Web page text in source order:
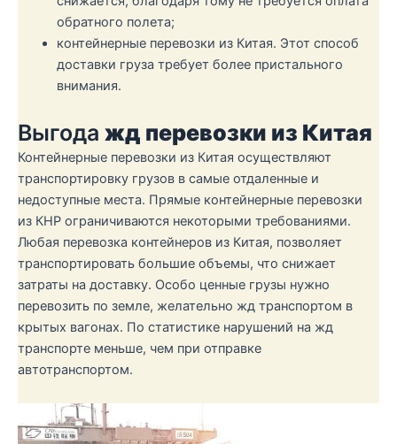
обратного полета;
контейнерные перевозки из Китая. Этот способ
доставки груза требует более пристального
внимания.
Выгода жд перевозки из Китая
Контейнерные перевозки из Китая осуществляют
транспортировку грузов в самые отдаленные и
недоступные места. Прямые контейнерные перевозки
из КНР ограничиваются некоторыми требованиями.
Любая перевозка контейнеров из Китая, позволяет
транспортировать большие объемы, что снижает
затраты на доставку. Особо ценные грузы нужно
перевозить по земле, желательно жд транспортом в
крытых вагонах. По статистике нарушений на жд
транспорте меньше, чем при отправке
автотранспортом.